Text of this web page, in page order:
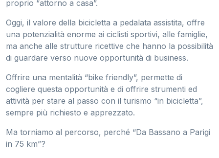
proprio “attorno a casa”.
Oggi, il valore della bicicletta a pedalata assistita, offre
una potenzialità enorme ai ciclisti sportivi, alle famiglie,
ma anche alle strutture ricettive che hanno la possibilità
di guardare verso nuove opportunità di business.
Offrire una mentalità “bike friendly”, permette di
cogliere questa opportunità e di offrire strumenti ed
attività per stare al passo con il turismo “in bicicletta”,
sempre più richiesto e apprezzato.
Ma torniamo al percorso, perché “Da Bassano a Parigi
in 75 km”?